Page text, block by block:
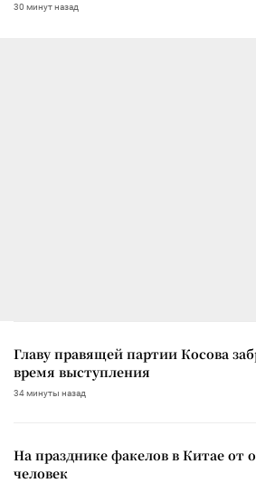
30 минут назад
Главу правящей партии Косова
время выступления
34 минуты назад
На празднике факелов в Китае от
человек